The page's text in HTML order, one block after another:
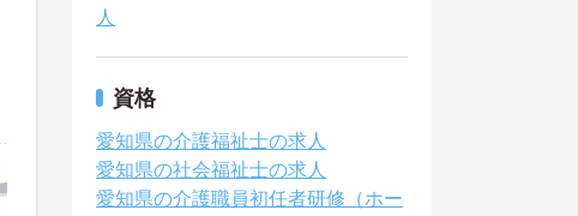
人
資格
愛知県の介護福祉士の求人
愛知県の社会福祉士の求人
愛知県の介護職員初任者研修（ホー